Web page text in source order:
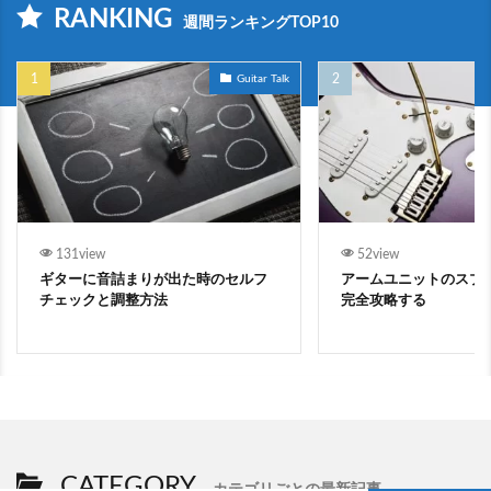
RANKING 週間ランキングTOP10
Guitar Talk
131view
ギターに音詰まりが出た時のセルフ
チェックと調整方法
52view
アームユニットのスプ
完全攻略する